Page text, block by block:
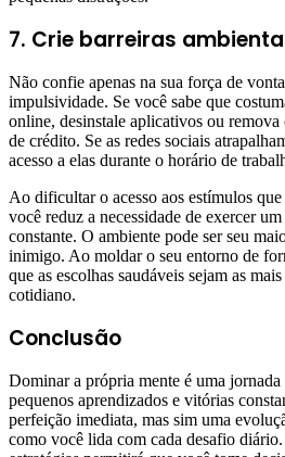
7. Crie barreiras
Não confie apenas na sua força de
impulsividade. Se você sabe que
online, desinstale aplicativos ou remova
de crédito. Se as redes sociais
acesso a elas durante o horário de
Ao dificultar o acesso aos estímulos
você reduz a necessidade de exercer
constante. O ambiente pode ser seu
inimigo. Ao moldar o seu entorno de
que as escolhas saudáveis sejam as
cotidiano.
Conclusão
Dominar a própria mente é uma
pequenos aprendizados e vitórias
perfeição imediata, mas sim uma
como você lida com cada desafio